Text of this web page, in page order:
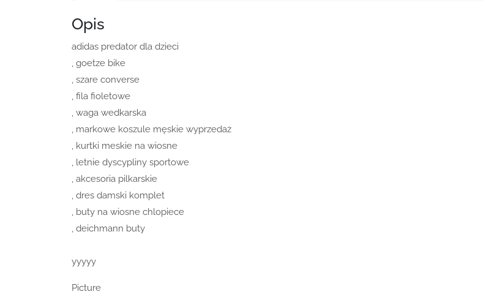
Opis
adidas predator dla dzieci
, goetze bike
, szare converse
, fila fioletowe
, waga wedkarska
, markowe koszule męskie wyprzedaż
, kurtki meskie na wiosne
, letnie dyscypliny sportowe
, akcesoria pilkarskie
, dres damski komplet
, buty na wiosne chlopiece
, deichmann buty
yyyyy
Picture